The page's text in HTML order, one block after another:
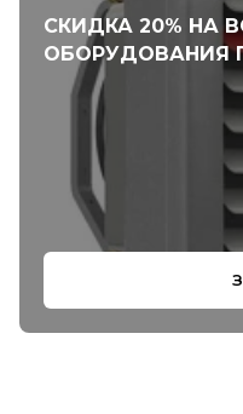
СКИДКА 20% НА
ОБОРУДОВАНИЯ